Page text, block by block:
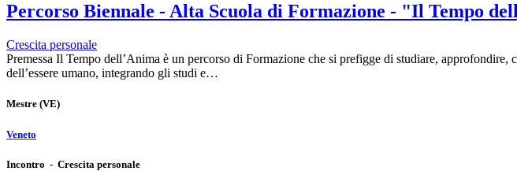
Percorso Biennale - Alta Scuola di Formazione - "Il Tempo
Crescita personale
Premessa Il Tempo dell’Anima è un percorso di Formazione che si prefigge di studiare,
dell’essere umano, integrando gli studi e…
Mestre (VE)
Veneto
Incontro - Crescita personale